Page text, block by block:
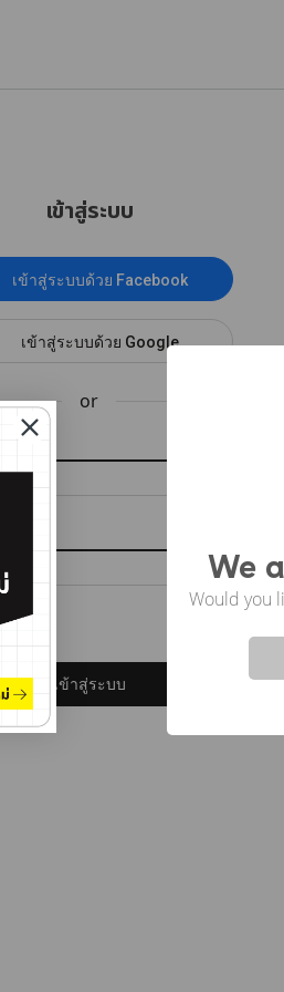
We
Would you
เข้าสู่ระบบ
เข้าสู่ระบบด้วย Facebook
เข้าสู่ระบบด้วย Google
or